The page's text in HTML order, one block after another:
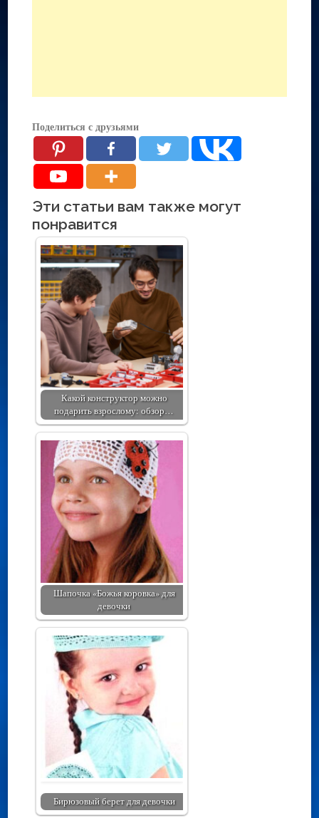
Поделиться с друзьями
Эти статьи вам также могут
понравится
Какой конструктор можно
подарить взрослому: обзор…
Шапочка «Божья коровка» для
девочки
Бирюзовый берет для девочки